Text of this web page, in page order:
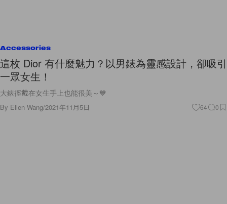
Accessories
這枚 Dior 有什麼魅力？以男錶為靈感設計，卻吸引
一眾女生！
大錶徑戴在女生手上也能很美～💙
By Ellen Wang/2021年11月5日 64 0